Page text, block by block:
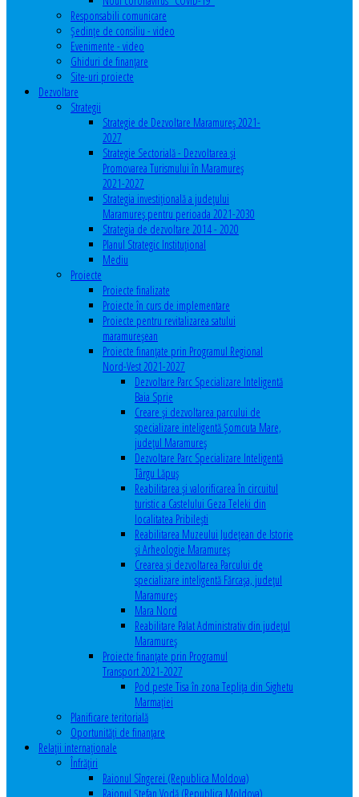
Responsabili comunicare
Şedinţe de consiliu - video
Evenimente - video
Ghiduri de finanţare
Site-uri proiecte
Dezvoltare
Strategii
Strategie de Dezvoltare Maramureș 2021-
2027
Strategie Sectorială - Dezvoltarea și
Promovarea Turismului în Maramureș
2021-2027
Strategia investiţională a județului
Maramureș pentru perioada 2021-2030
Strategia de dezvoltare 2014 - 2020
Planul Strategic Instituţional
Mediu
Proiecte
Proiecte finalizate
Proiecte în curs de implementare
Proiecte pentru revitalizarea satului
maramureşean
Proiecte finanțate prin Programul Regional
Nord-Vest 2021-2027
Dezvoltare Parc Specializare Inteligentă
Baia Sprie
Creare și dezvoltarea parcului de
specializare inteligentă Șomcuta Mare,
județul Maramureș
Dezvoltare Parc Specializare Inteligentă
Târgu Lăpuș
Reabilitarea și valorificarea în circuitul
turistic a Castelului Geza Teleki din
localitatea Pribilești
Reabilitarea Muzeului Județean de Istorie
și Arheologie Maramureș
Crearea și dezvoltarea Parcului de
specializare inteligentă Fărcașa, județul
Maramureș
Mara Nord
Reabilitare Palat Administrativ din județul
Maramureș
Proiecte finanțate prin Programul
Transport 2021-2027
Pod peste Tisa în zona Teplița din Sighetu
Marmației
Planificare teritorială
Oportunităţi de finanţare
Relaţii internaţionale
Înfrăţiri
Raionul Sîngerei (Republica Moldova)
Raionul Ștefan Vodă (Republica Moldova)